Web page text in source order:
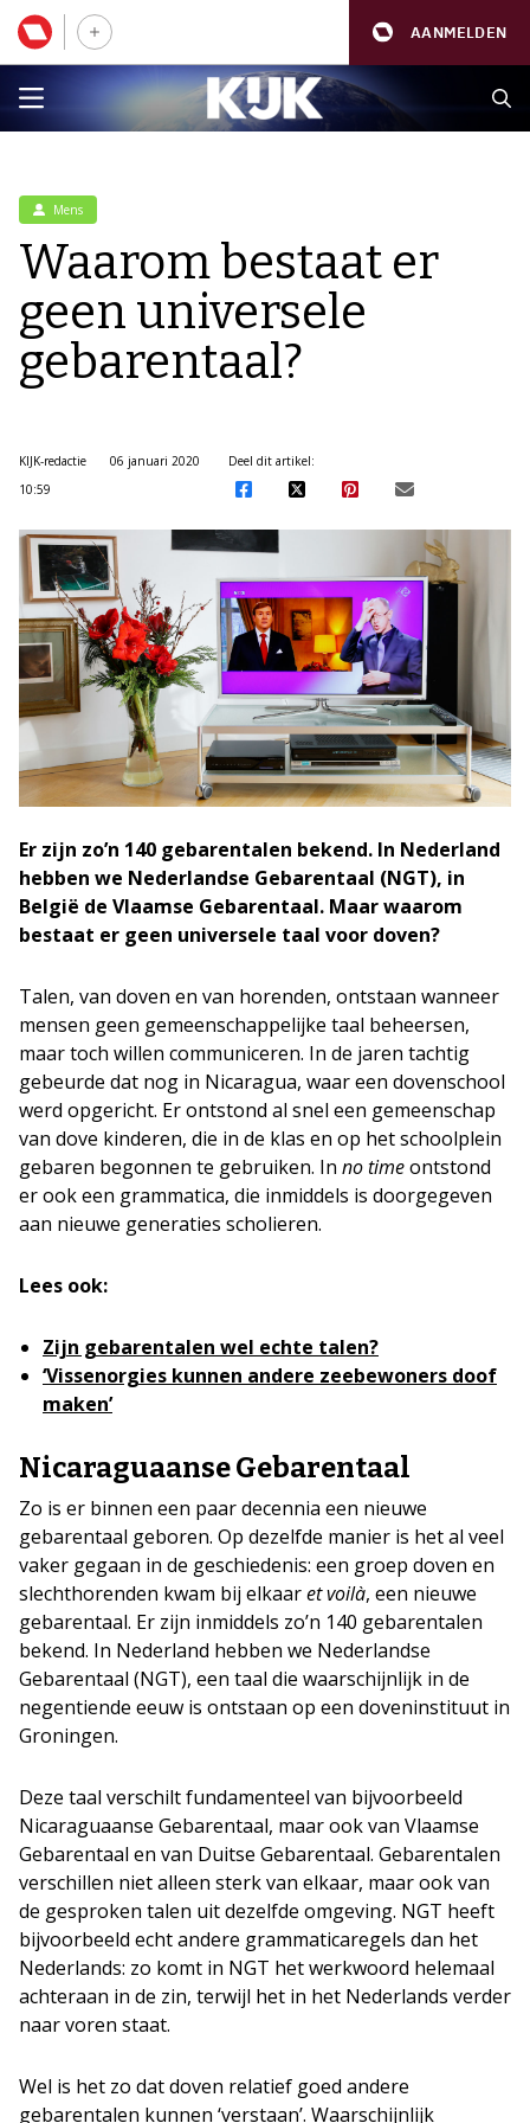
AANMELDEN
Mens
Waarom bestaat er
geen universele
gebarentaal?
KIJK-redactie
06 januari 2020
10:59
Deel dit artikel:
Er zijn zo’n 140 gebarentalen bekend. In Nederland
hebben we Nederlandse Gebarentaal (NGT), in
België de Vlaamse Gebarentaal. Maar waarom
bestaat er geen universele taal voor doven?
Talen, van doven en van horenden, ontstaan wanneer
mensen geen gemeenschappelijke taal beheersen,
maar toch willen communiceren. In de jaren tachtig
gebeurde dat nog in Nicaragua, waar een dovenschool
werd opgericht. Er ontstond al snel een gemeenschap
van dove kinderen, die in de klas en op het schoolplein
gebaren begonnen te gebruiken. In no timeontstond
er ook een grammatica, die inmiddels is doorgegeven
aan nieuwe generaties scholieren.
Lees ook:
Zijn gebarentalen wel echte talen?
‘Vissenorgies kunnen andere zeebewoners doof
maken’
Nicaraguaanse Gebarentaal
Zo is er binnen een paar decennia een nieuwe
gebarentaal geboren. Op dezelfde manier is het al veel
vaker gegaan in de geschiedenis: een groep doven en
slechthorenden kwam bij elkaaret voilà, een nieuwe
gebarentaal. Er zijn inmiddels zo’n 140 gebarentalen
bekend. In Nederland hebben we Nederlandse
Gebarentaal (NGT), een taal die waarschijnlijk in de
negentiende eeuw is ontstaan op een doveninstituut in
Groningen.
Deze taal verschilt fundamenteel van bijvoorbeeld
Nicaraguaanse Gebarentaal, maar ook van Vlaamse
Gebarentaal en van Duitse Gebarentaal. Gebarentalen
verschillen niet alleen sterk van elkaar, maar ook van
de gesproken talen uit dezelfde omgeving. NGT heeft
bijvoorbeeld echt andere grammaticaregels dan het
Nederlands: zo komt in NGT het werkwoord helemaal
achteraan in de zin, terwijl het in het Nederlands verder
naar voren staat.
Wel is het zo dat doven relatief goed andere
gebarentalen kunnen ‘verstaan’. Waarschijnlijk